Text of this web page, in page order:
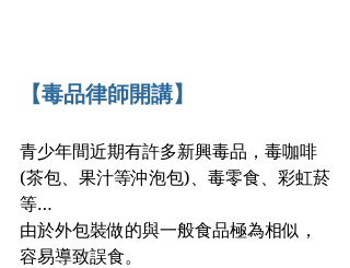
【毒品律師開講】
青少年間近期有許多新興毒品，毒咖啡
(茶包、果汁等沖泡包)、毒零食、彩虹菸
等…
由於外包裝做的與一般食品極為相似，
容易導致誤食。